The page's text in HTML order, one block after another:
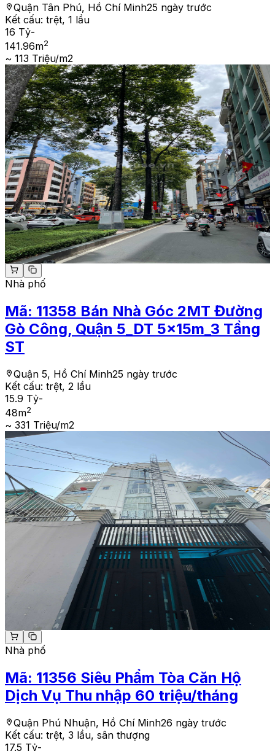
Quận Tân Phú, Hồ Chí Minh25 ngày trước
Kết cấu: trệt, 1 lầu
16 Tỷ-
141.96m2
~ 113 Triệu/m2
Nhà phố
Mã: 11358 Bán Nhà Góc 2MT Đường
Gò Công, Quận 5_DT 5x15m_3 Tầng
ST
Quận 5, Hồ Chí Minh25 ngày trước
Kết cấu: trệt, 2 lầu
15.9 Tỷ-
48m2
~ 331 Triệu/m2
Nhà phố
Mã: 11356 Siêu Phẩm Tòa Căn Hộ
Dịch Vụ Thu nhập 60 triệu/tháng
Quận Phú Nhuận, Hồ Chí Minh26 ngày trước
Kết cấu: trệt, 3 lầu, sân thượng
17.5 Tỷ-